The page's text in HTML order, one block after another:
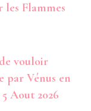
Flammes
vouloir
par Vénus en
Aout 2026